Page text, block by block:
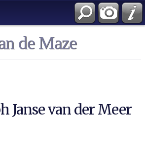
de Maze
Janse van der Meer